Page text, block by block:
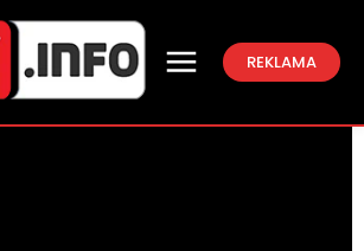
REKLAMA